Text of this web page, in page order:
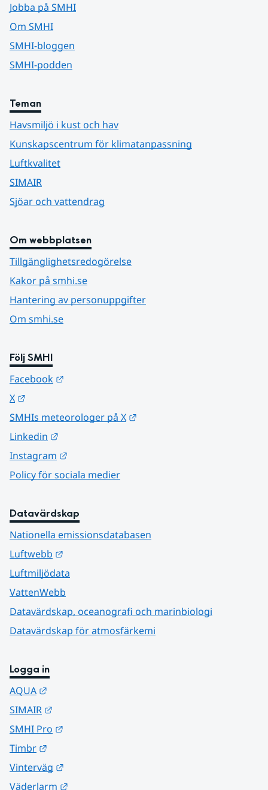
Jobba på SMHI
Om SMHI
SMHI-bloggen
SMHI-podden
Teman
Havsmiljö i kust och hav
Kunskapscentrum för klimatanpassning
Luftkvalitet
SIMAIR
Sjöar och vattendrag
Om webbplatsen
Tillgänglighetsredogörelse
Kakor på smhi.se
Hantering av personuppgifter
Om smhi.se
Följ SMHI
Facebook
X
SMHIs meteorologer på X
Linkedin
Instagram
Policy för sociala medier
Datavärdskap
Nationella emissionsdatabasen
Luftwebb
Luftmiljödata
VattenWebb
Datavärdskap, oceanografi och marinbiologi
Datavärdskap för atmosfärkemi
Logga in
AQUA
SIMAIR
SMHI Pro
Timbr
Vinterväg
Väderlarm